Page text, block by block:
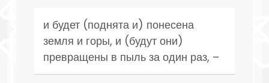
и будет (поднята и) понесена
земля и горы, и (будут они)
превращены в пыль за один раз, –